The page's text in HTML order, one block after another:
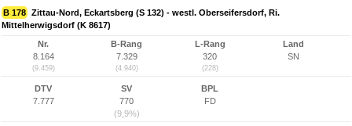
B 178 Zittau-Nord, Eckartsberg (S 132) - westl. Oberseifersdorf, Ri.
Mittelherwigsdorf (K 8617)
Nr.
8.164
(9.459)
B-Rang
7.329
(4.940)
L-Rang
320
(228)
Land
SN
DTV
7.777
SV
770
(9,9%)
BPL
FD